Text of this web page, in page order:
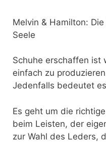
Melvin & Hamilton:
Seele
Schuhe erschaffen ist
einfach zu
Jedenfalls bedeutet
Es geht um die
beim Leisten, der
zur Wahl des Leders,